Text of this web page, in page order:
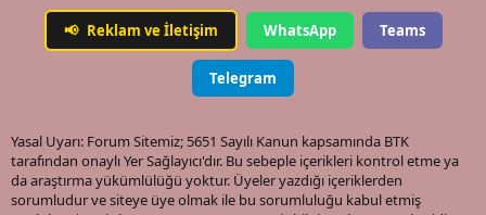
📢 Reklam ve İletişim WhatsApp Teams
Telegram
Yasal Uyarı: Forum Sitemiz; 5651 Sayılı Kanun kapsamında BTK
tarafından onaylı Yer Sağlayıcı'dır. Bu sebeple içerikleri kontrol etme ya
da araştırma yükümlülüğü yoktur. Üyeler yazdığı içeriklerden
sorumludur ve siteye üye olmak ile bu sorumluluğu kabul etmiş